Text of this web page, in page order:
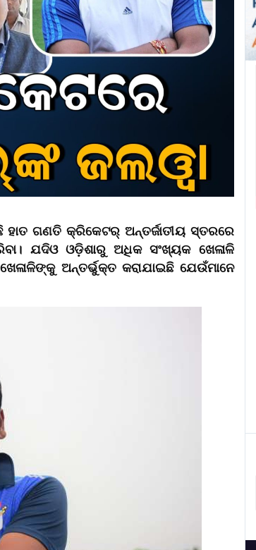
ହାତ ଗଣତି କ୍ରିକେଟର୍‌ ଅନ୍ତର୍ଜାତୀୟ ସ୍ତରରେ
ଯଦିଓ ଓଡ଼ିଶାରୁ ଅଧିକ ସଂଖ୍ୟକ ଖେଳାଳି
ଅନ୍ତର୍ଭୁକ୍ତ କରାଯାଇଛି ଯେଉଁମାନେ